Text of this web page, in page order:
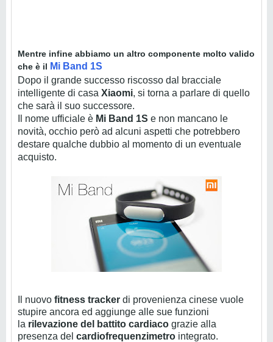
Mentre infine abbiamo un altro componente molto valido
che è il Mi Band 1S
Dopo il grande successo riscosso dal bracciale
intelligente di casa Xiaomi, si torna a parlare di quello
che sarà il suo successore.
Il nome ufficiale è Mi Band 1S e non mancano le
novità, occhio però ad alcuni aspetti che potrebbero
destare qualche dubbio al momento di un eventuale
acquisto.
Il nuovo fitness tracker di provenienza cinese vuole
stupire ancora ed aggiunge alle sue funzioni
la rilevazione del battito cardiaco grazie alla
presenza del cardiofrequenzimetro integrato.